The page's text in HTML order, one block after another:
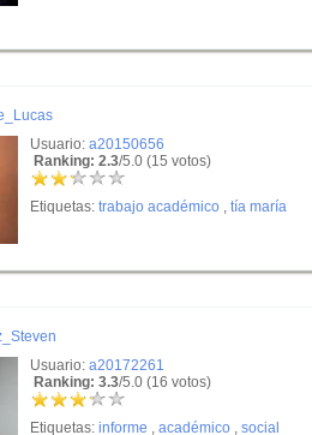
Usuario: a20150656
Ranking: 2.3/5.0 (15 votos)
Etiquetas: trabajo académico , tía maría
Usuario: a20172261
Ranking: 3.3/5.0 (16 votos)
Etiquetas: informe , académico , social